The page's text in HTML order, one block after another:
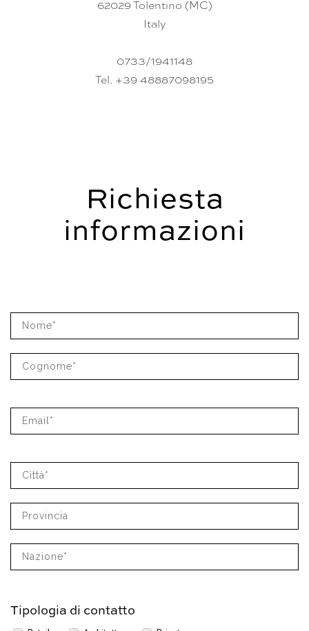
62029 Tolentino (MC)
Italy
0733/1941148
Tel. +39 48887098195
Richiesta
informazioni
Tipologia di contatto